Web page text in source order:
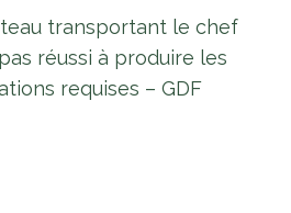
transportant le chef
réussi à produire les
requises – GDF